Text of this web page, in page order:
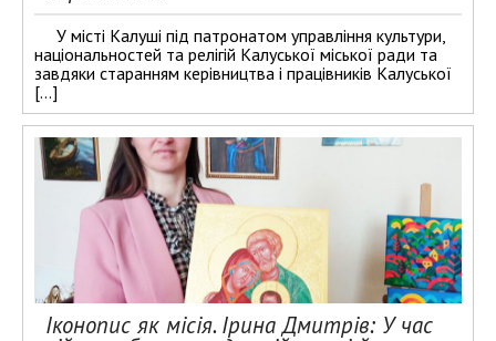
У місті Калуші під патронатом управління культури,
національностей та релігій Калуської міської ради та
завдяки старанням керівництва і працівників Калуської
[…]
Іконопис як місія. Ірина Дмитрів: У час